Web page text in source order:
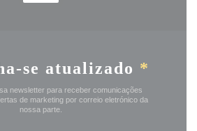
se atualizado *
newsletter para receber comunicações
de marketing por correio eletrónico da
nossa parte.